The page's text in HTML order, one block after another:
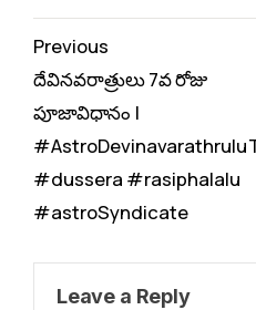
Continue
Reading
Previous
దేవినవరాత్రులు 7వ రోజు
పూజావిధానం |
#AstroDevinavarathrulu
#dussera #rasiphalalu
#astroSyndicate
Leave a Reply